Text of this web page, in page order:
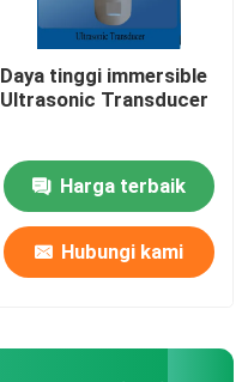
Daya tinggi immersible
Ultrasonic Transducer
Harga terbaik
Hubungi kami